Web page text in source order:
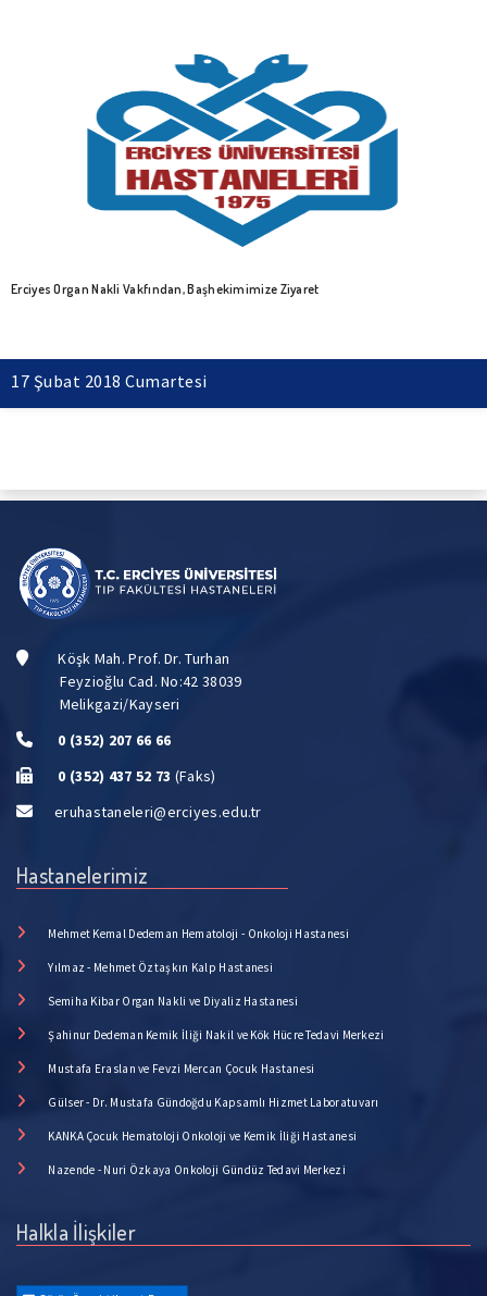
ERÜ Hastanelerinde “Sağlık Çalışanları İçin Stresle Baş Etme”
Eğitim Verildi
17 Şubat 2018 Cumartesi
Köşk Mah. Prof. Dr. Turhan
Feyzioğlu Cad. No:42 38039
Melikgazi/Kayseri
0 (352) 207 66 66
0 (352) 437 52 73 (Faks)
eruhastaneleri@erciyes.edu.tr
Hastanelerimiz
Mehmet Kemal Dedeman Hematoloji - Onkoloji Hastanesi
Yılmaz - Mehmet Öztaşkın Kalp Hastanesi
Semiha Kibar Organ Nakli ve Diyaliz Hastanesi
Şahinur Dedeman Kemik İliği Nakil ve Kök Hücre Tedavi Merkezi
Mustafa Eraslan ve Fevzi Mercan Çocuk Hastanesi
Gülser - Dr. Mustafa Gündoğdu Kapsamlı Hizmet Laboratuvarı
KANKA Çocuk Hematoloji Onkoloji ve Kemik İliği Hastanesi
Nazende - Nuri Özkaya Onkoloji Gündüz Tedavi Merkezi
Halkla İlişkiler